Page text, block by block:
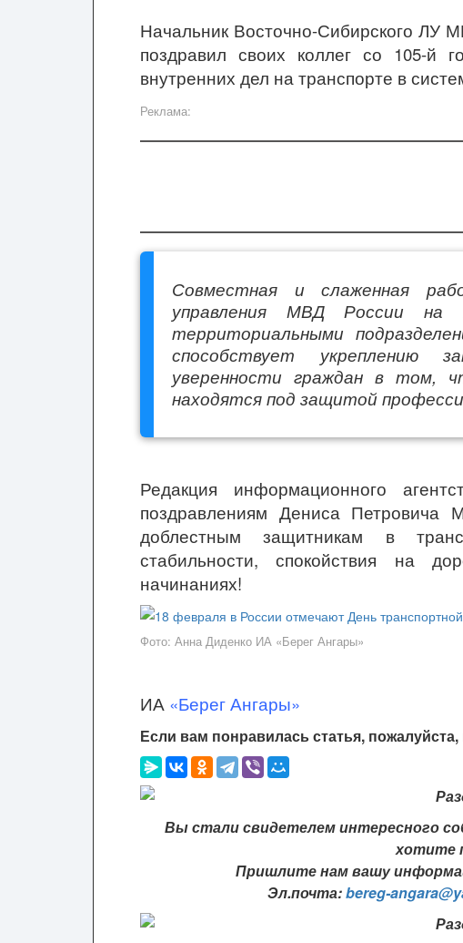
Начальник Восточно-Сибирского ЛУ
поздравил своих коллег со 105-й
внутренних дел на транспорте в
Реклама:
Совместная и слаженная
управления МВД России на
территориальными
способствует укреплению
уверенности граждан в том,
находятся под защитой
Редакция информационного
поздравлениям Дениса
доблестным защитникам в
стабильности, спокойствия на
начинаниях!
Фото: Анна Диденко ИА «Берег Ангары»
ИА «Берег Ангары»
Если вам понравилась статья,
Вы стали свидетелем интересного
хотите
Пришлите нам вашу
Эл.почта:bereg-